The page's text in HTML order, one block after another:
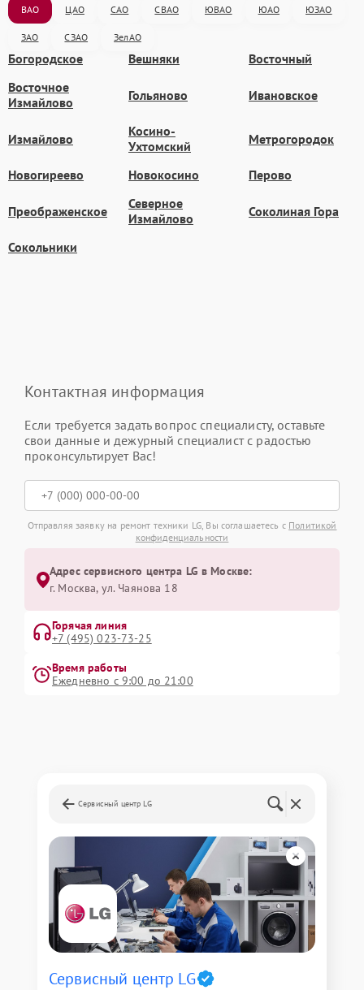
ВАО ЦАО САО СВАО ЮВАО ЮАО ЮЗАО
ЗАО СЗАО ЗелАО
Богородское Вешняки
Восточный
Восточное
Измайлово
Гольяново Ивановское
Измайлово
Косино-
Ухтомский
Метрогородок
Новогиреево Новокосино Перово
Преображенское
Северное
Измайлово
Соколиная Гора
Сокольники
Контактная информация
Если требуется задать вопрос специалисту, оставьте
свои данные и дежурный специалист с радостью
проконсультирует Вас!
Отправляя заявку на ремонт техники LG, Вы соглашаетесь с Политикой
конфиденциальности
Адрес сервисного центра LG в Москве:
г. Москва, ул. Чаянова 18
Горячая линия
+7 (495) 023-73-25
Время работы
Ежедневно с 9:00 до 21:00
Сервисный центр LG
Сервисный центр LG